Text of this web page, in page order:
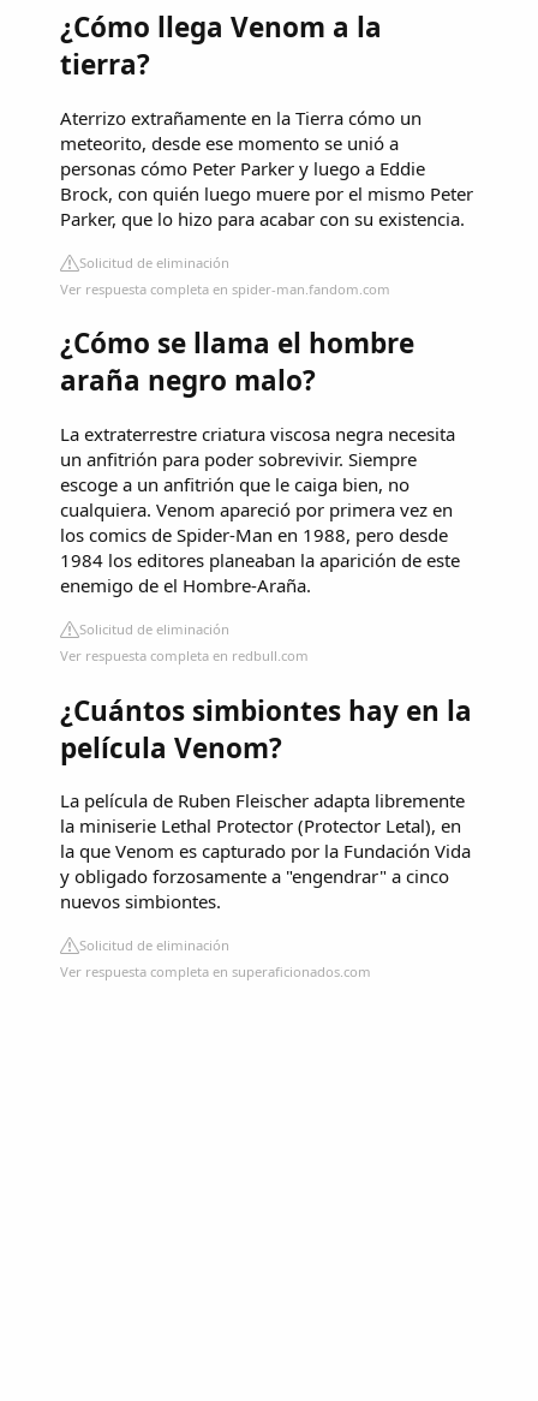
¿Cómo llega Venom a la
tierra?
Aterrizo extrañamente en la Tierra cómo un
meteorito, desde ese momento se unió a
personas cómo Peter Parker y luego a Eddie
Brock, con quién luego muere por el mismo Peter
Parker, que lo hizo para acabar con su existencia.
Solicitud de eliminación
Ver respuesta completa en spider-man.fandom.com
¿Cómo se llama el hombre
araña negro malo?
La extraterrestre criatura viscosa negra necesita
un anfitrión para poder sobrevivir. Siempre
escoge a un anfitrión que le caiga bien, no
cualquiera. Venom apareció por primera vez en
los comics de Spider-Man en 1988, pero desde
1984 los editores planeaban la aparición de este
enemigo de el Hombre-Araña.
Solicitud de eliminación
Ver respuesta completa en redbull.com
¿Cuántos simbiontes hay en la
película Venom?
La película de Ruben Fleischer adapta libremente
la miniserie Lethal Protector (Protector Letal), en
la que Venom es capturado por la Fundación Vida
y obligado forzosamente a "engendrar" a cinco
nuevos simbiontes.
Solicitud de eliminación
Ver respuesta completa en superaficionados.com